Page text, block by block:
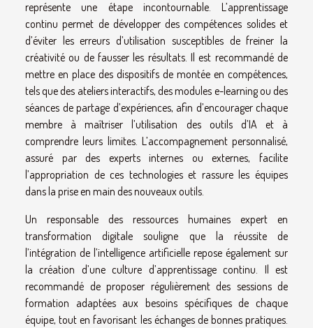
représente une étape incontournable. L’apprentissage
continu permet de développer des compétences solides et
d’éviter les erreurs d’utilisation susceptibles de freiner la
créativité ou de fausser les résultats. Il est recommandé de
mettre en place des dispositifs de montée en compétences,
tels que des ateliers interactifs, des modules e-learning ou des
séances de partage d’expériences, afin d’encourager chaque
membre à maîtriser l’utilisation des outils d’IA et à
comprendre leurs limites. L’accompagnement personnalisé,
assuré par des experts internes ou externes, facilite
l’appropriation de ces technologies et rassure les équipes
dans la prise en main des nouveaux outils.
Un responsable des ressources humaines expert en
transformation digitale souligne que la réussite de
l’intégration de l’intelligence artificielle repose également sur
la création d’une culture d’apprentissage continu. Il est
recommandé de proposer régulièrement des sessions de
formation adaptées aux besoins spécifiques de chaque
équipe, tout en favorisant les échanges de bonnes pratiques.